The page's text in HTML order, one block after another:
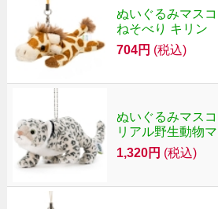
ぬいぐるみマスコ
ねそべり キリン
704円 (税込)
ぬいぐるみマスコ
リアル野生動物
1,320円 (税込)